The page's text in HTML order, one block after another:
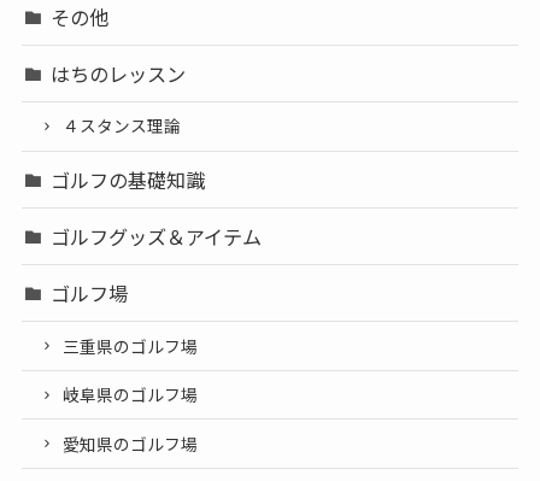
その他
はちのレッスン
４スタンス理論
ゴルフの基礎知識
ゴルフグッズ＆アイテム
ゴルフ場
三重県のゴルフ場
岐阜県のゴルフ場
愛知県のゴルフ場